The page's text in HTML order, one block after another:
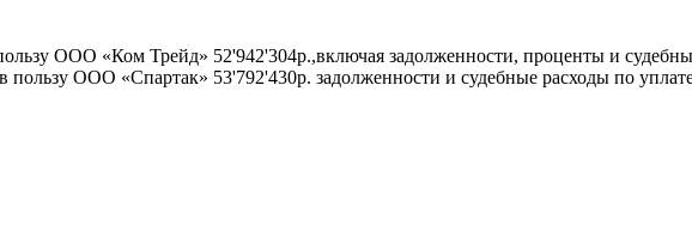
ООО «Ком Трейд» 52'942'304р.,включая задолженности, проценты и
ООО «Спартак» 53'792'430р. задолженности и судебные расходы по